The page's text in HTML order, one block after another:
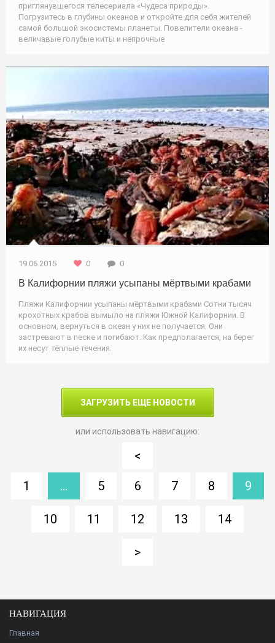
приглянувшегося телесериала «Чудеса природы».
Погрузитесь в глубины океанов и откройте для себя жителей
самой большой экосистемы планеты. Повелители океана -
величавые голубые киты и непрочные
19.06.2015 0 0
В Калифорнии пляжи усыпаны мёртвыми крабами
Пляжи Калифорнии усыпаны мёртвыми крабами Сотни тысяч
крохотных крабов вымыло на пляжи Южной Калифорнии. В
основном, вернуться в океан у них не получается. Они
застревают в песке и погибают. Как предполагается, на берег
их несут тёплые течения.
ЗАГРУЗИТЬ ЕЩЕ НОВОСТИ
или использовать навигацию:
<
1 ... 5 6 7 8 9
10 11 12 13 14
>
НАВИГАЦИЯ
Главная